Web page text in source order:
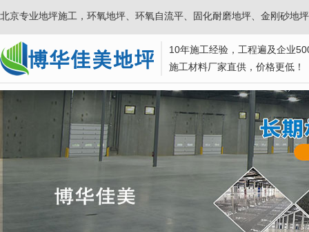
北京专业地坪施工，环氧地坪、环氧自流平、固化耐磨地坪、金刚砂地
10年施工经验，工程遍及企业
施工材料厂家直供，价格更低！